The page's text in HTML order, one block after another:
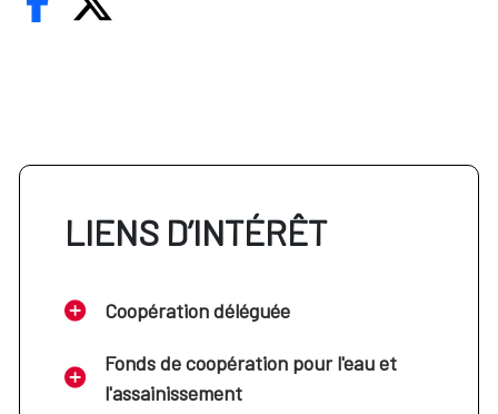
LIENS D’INTÉRÊT
Coopération déléguée
Fonds de coopération pour l'eau et
l'assainissement